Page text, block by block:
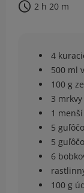
2 h 20 m
4
500 ml
100 g
3 mrkvy
1
5
5
6
100 g